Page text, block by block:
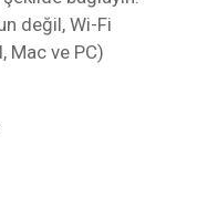
değil, Wi-Fi
Mac ve PC)